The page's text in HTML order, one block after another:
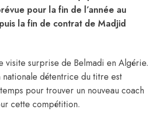
pour la fin de l’année au
la fin de contrat de Madjid
visite surprise de Belmadi en Algérie.
détentrice du titre est
pour trouver un nouveau coach
cette compétition.